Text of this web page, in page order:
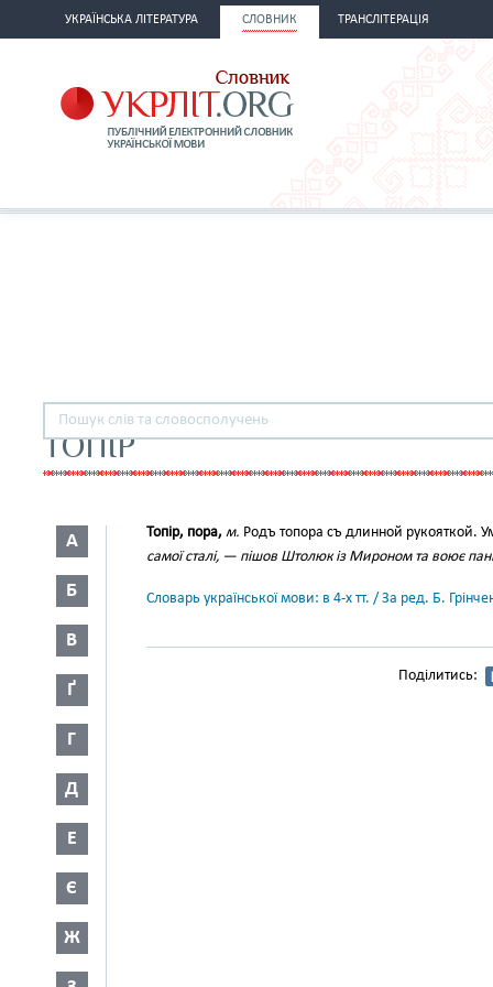
УКРАЇНСЬКА ЛІТЕРАТУРА СЛОВНИК ТРАНСЛІТЕРАЦІЯ
ТОПІР
А
Б
В
Ґ
Г
Д
Е
Є
Ж
Топір, пора, м. Родъ топора съ длинной рукояткой.
самої сталі, — пішов Штолюк із Мироном та воює
Словарь української мови: в 4-х тт. / За ред. Б.
Поділитись: